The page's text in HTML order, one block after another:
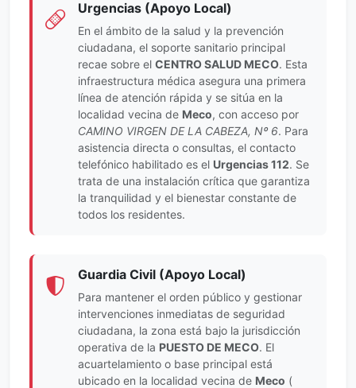
Urgencias (Apoyo Local)
En el ámbito de la salud y la prevención
ciudadana, el soporte sanitario principal
recae sobre el CENTRO SALUD MECO. Esta
infraestructura médica asegura una primera
línea de atención rápida y se sitúa en la
localidad vecina de Meco, con acceso por
CAMINO VIRGEN DE LA CABEZA, Nº 6. Para
asistencia directa o consultas, el contacto
telefónico habilitado es el Urgencias 112. Se
trata de una instalación crítica que garantiza
la tranquilidad y el bienestar constante de
todos los residentes.
Guardia Civil (Apoyo Local)
Para mantener el orden público y gestionar
intervenciones inmediatas de seguridad
ciudadana, la zona está bajo la jurisdicción
operativa de la PUESTO DE MECO. El
acuartelamiento o base principal está
ubicado en la localidad vecina de Meco (